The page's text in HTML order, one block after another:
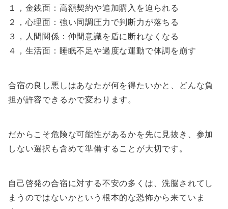
１，金銭面：高額契約や追加購入を迫られる
２，心理面：強い同調圧力で判断力が落ちる
３，人間関係：仲間意識を盾に断れなくなる
４，生活面：睡眠不足や過度な運動で体調を崩す
合宿の良し悪しはあなたが何を得たいかと、どんな負
担が許容できるかで変わります。
だからこそ危険な可能性があるかを先に見抜き、参加
しない選択も含めて準備することが大切です。
自己啓発の合宿に対する不安の多くは、洗脳されてし
まうのではないかという根本的な恐怖から来ていま